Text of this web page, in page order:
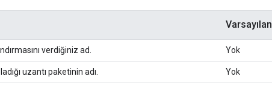
Varsayılan
verdiğiniz ad. Yok
uzantı paketinin adı. Yok